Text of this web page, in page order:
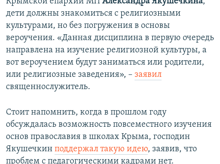
дети должны знакомиться с религиозными
культурами, но без погружения в основы
вероучения. «Данная дисциплина в первую очередь
направлена на изучение религиозной культуры, а
вот вероучением будут заниматься или родители,
или религиозные заведения», – заявил
священнослужитель.
Стоит напомнить, когда в прошлом году
обсуждалась возможность повсеместного изучения
основ православия в школах Крыма, господин
Якушечкин поддержал такую идею, заявив, что
проблем с педагогическими кадрами нет.